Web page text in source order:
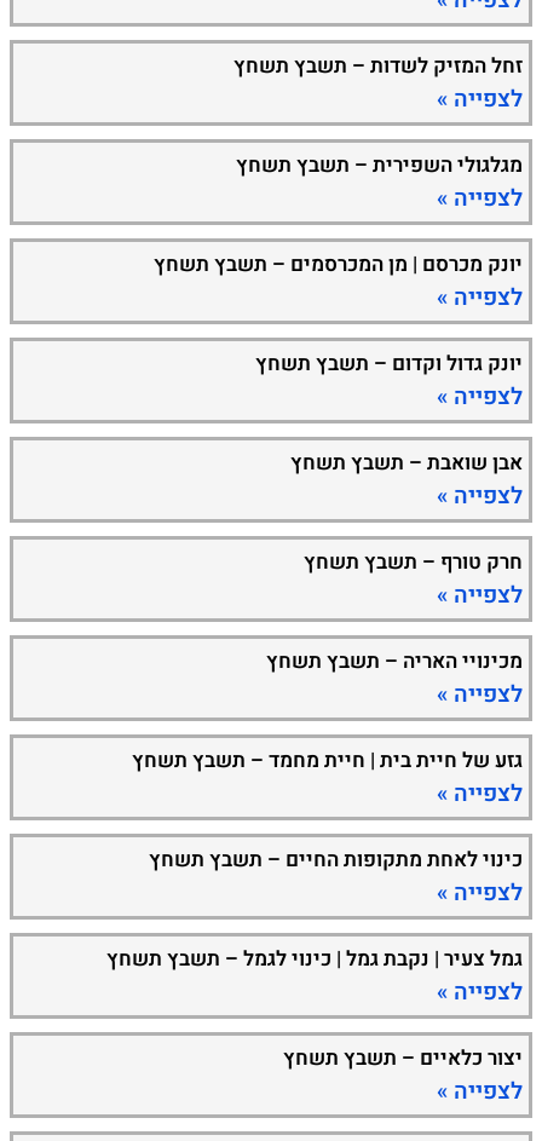
זחל המזיק לשדות – תשבץ תשחץ
לצפייה »
מגלגולי השפירית – תשבץ תשחץ
לצפייה »
יונק מכרסם | מן המכרסמים – תשבץ תשחץ
לצפייה »
יונק גדול וקדום – תשבץ תשחץ
לצפייה »
אבן שואבת – תשבץ תשחץ
לצפייה »
חרק טורף – תשבץ תשחץ
לצפייה »
מכינויי האריה – תשבץ תשחץ
לצפייה »
גזע של חיית בית | חיית מחמד – תשבץ תשחץ
לצפייה »
כינוי לאחת מתקופות החיים – תשבץ תשחץ
לצפייה »
גמל צעיר | נקבת גמל | כינוי לגמל – תשבץ תשחץ
לצפייה »
יצור כלאיים – תשבץ תשחץ
לצפייה »